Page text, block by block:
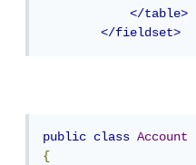
</table>
</fieldset>
public class
Account
{